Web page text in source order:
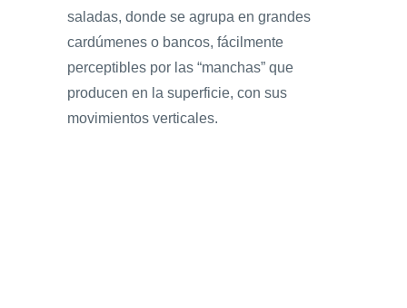
saladas, donde se agrupa en grandes
cardúmenes o bancos, fácilmente
perceptibles por las “manchas” que
producen en la superficie, con sus
movimientos verticales.